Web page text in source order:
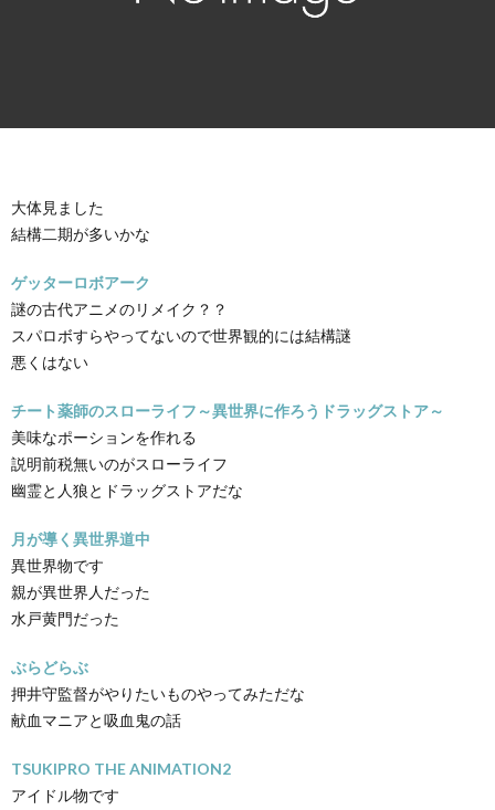
大体見ました
結構二期が多いかな
ゲッターロボアーク
謎の古代アニメのリメイク？？
スパロボすらやってないので世界観的には結構謎
悪くはない
チート薬師のスローライフ～異世界に作ろうドラッグストア～
美味なポーションを作れる
説明前税無いのがスローライフ
幽霊と人狼とドラッグストアだな
月が導く異世界道中
異世界物です
親が異世界人だった
水戸黄門だった
ぶらどらぶ
押井守監督がやりたいものやってみただな
献血マニアと吸血鬼の話
TSUKIPRO THE ANIMATION2
アイドル物です